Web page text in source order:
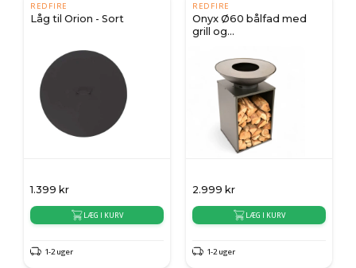
REDFIRE
Låg til Orion - Sort
1.399 kr
LÆG I KURV
1-2 uger
REDFIRE
Onyx Ø60 bålfad med
grill og
2.999 kr
LÆG I KURV
1-2 uger